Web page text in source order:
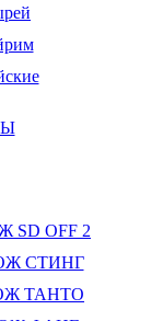
OFF 2
СТИНГ
ТАНТО